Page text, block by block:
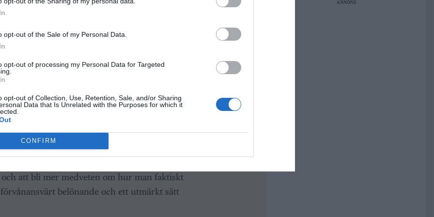
opt-out of the Sale of my Personal Data.
opt-out of processing my Personal Data for Targeted
opt-out of Collection, Use, Retention, Sale, and/or Sharing
Data that Is Unrelated with the Purposes for which it
CONFIRM
om sparande, men faktum är att det
igång och det kommer med flera fördelar.
kan man förvånansvärt snabbt bygga
såväl som till den där stora resan
rådet är att spara 10 procent av ens
lönen kommer in på kontot
bättre att spara några hundralappar än
att bli mer medveten om hur man faktiskt
belönande och ett utmärkt sätt
ANNONS